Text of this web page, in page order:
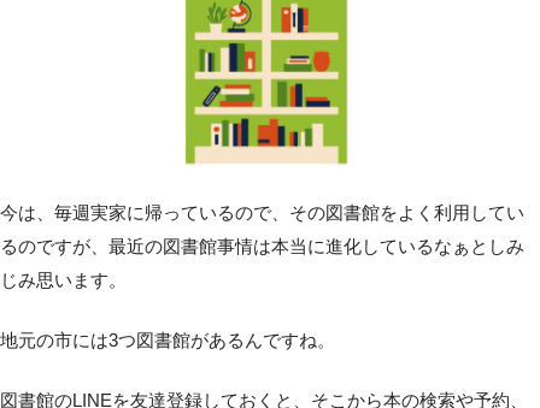
今は、毎週実家に帰っているので、その図書館をよく利用してい
るのですが、最近の図書館事情は本当に進化しているなぁとしみ
じみ思います。
地元の市には3つ図書館があるんですね。
図書館のLINEを友達登録しておくと、そこから本の検索や予約、